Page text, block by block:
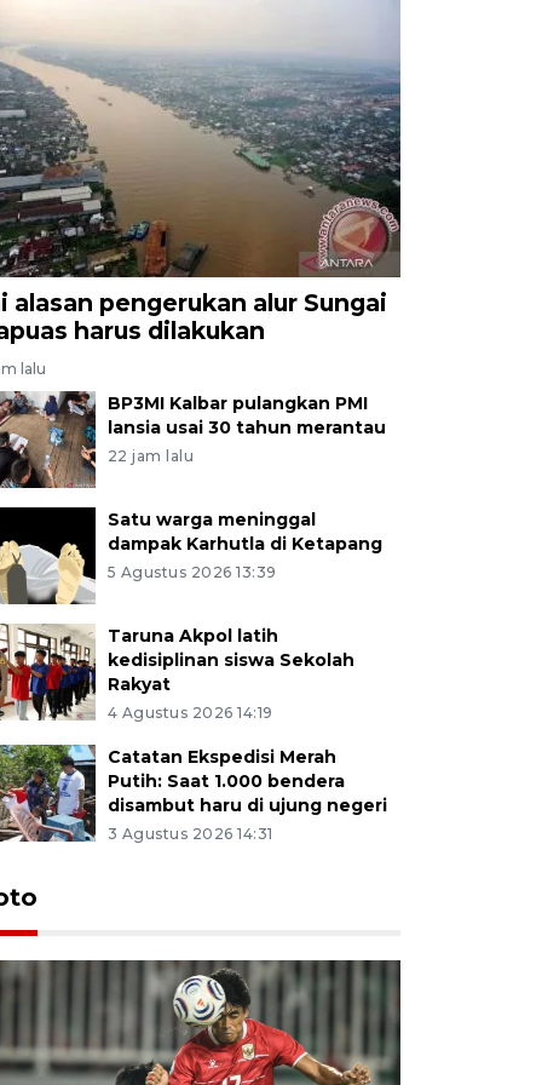
alasan pengerukan alur Sungai
harus dilakukan
lalu
BP3MI Kalbar pulangkan PMI
lansia usai 30 tahun merantau
22 jam lalu
Satu warga meninggal
dampak Karhutla di Ketapang
5 Agustus 2026 13:39
Taruna Akpol latih
kedisiplinan siswa Sekolah
Rakyat
4 Agustus 2026 14:19
Catatan Ekspedisi Merah
Putih: Saat 1.000 bendera
disambut haru di ujung negeri
3 Agustus 2026 14:31